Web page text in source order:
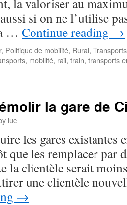
la valoriser au
si on ne l’utilise
… Continue reading →
, Politique de mobilité, Rural,
, mobilité, rail, train, transports
la gare de
luc
les gares existantes
que les remplacer par
la clientèle serait
une clientèle
→